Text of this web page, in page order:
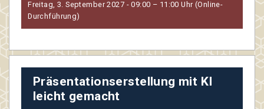
Freitag, 3. September 2027 - 09:00 – 11:00 Uhr (Online-
Durchführung)
Präsentationserstellung mit KI
leicht gemacht